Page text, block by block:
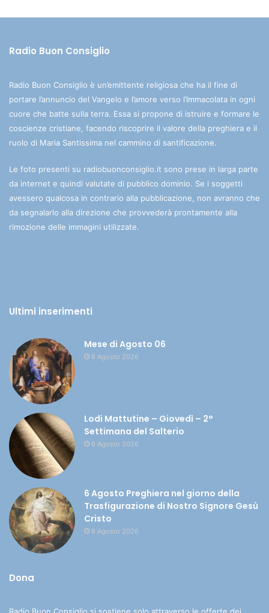
Radio Buon Consiglio
Radio Buon Consiglio è un’emittente religiosa che ha il fine di
portare l’annuncio del Vangelo e l’amore verso l’Immacolata in ogni
cuore che batte sulla terra. Essa si propone di istruire e formare le
coscienze cristiane, facendo riscoprire il valore della preghiera e il
ruolo di Maria Santissima nel cammino di santificazione.
Le foto presenti su radiobuonconsiglio.it sono prese in larga parte
da internet e quindi valutate di pubblico dominio. Se i soggetti
avessero qualcosa in contrario alla pubblicazione, non avranno che
da segnalarlo alla direzione che provvederà prontamente alla
rimozione delle immagini utilizzate.
Ultimi inserimenti
Mese di Agosto 06
6 Agosto 2026
Lodi Mattutine – Giovedì – 2°
Settimana del Salterio
6 Agosto 2026
6 Agosto Preghiera nel giorno della
Trasfigurazione di Nostro Signore Gesù
Cristo
6 Agosto 2026
Dona